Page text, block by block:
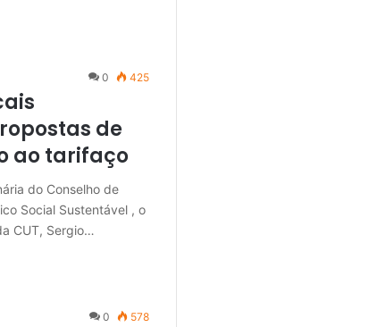
0 425
de
ao tarifaço
do Conselho de
Social Sustentável , o
CUT, Sergio…
0 578